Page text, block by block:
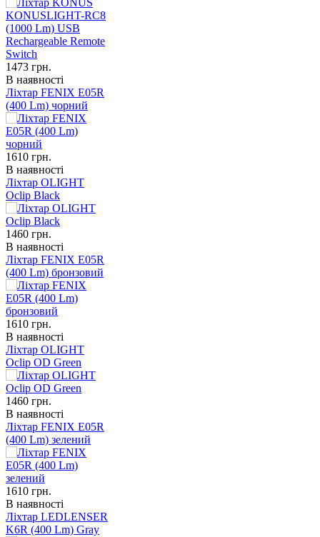
1473 грн.
В наявності
Ліхтар FENIX E05R
(400 Lm) чорний
1610 грн.
В наявності
Ліхтар OLIGHT
Oclip Black
1460 грн.
В наявності
Ліхтар FENIX E05R
(400 Lm) бронзовий
1610 грн.
В наявності
Ліхтар OLIGHT
Oclip OD Green
1460 грн.
В наявності
Ліхтар FENIX E05R
(400 Lm) зелений
1610 грн.
В наявності
Ліхтар LEDLENSER
K6R (400 Lm) Gray